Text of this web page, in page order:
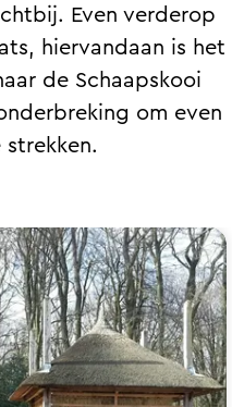
Even verderop
hiervandaan is het
de Schaapskooi
om even